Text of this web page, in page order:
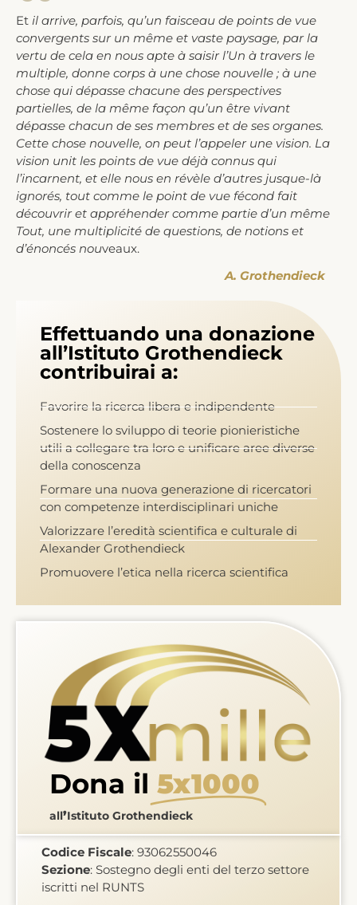
Et il arrive, parfois, qu’un faisceau de points de vue
convergents sur un même et vaste paysage, par la
vertu de cela en nous apte à saisir l’Un à travers le
multiple, donne corps à une chose nouvelle ; à une
chose qui dépasse chacune des perspectives
partielles, de la même façon qu’un être vivant
dépasse chacun de ses membres et de ses organes.
Cette chose nouvelle, on peut l’appeler une vision. La
vision unit les points de vue déjà connus qui
l’incarnent, et elle nous en révèle d’autres jusque-là
ignorés, tout comme le point de vue fécond fait
découvrir et appréhender comme partie d’un même
Tout, une multiplicité de questions, de notions et
d’énoncés nouveaux.
A. Grothendieck
Effettuando una donazione
all’Istituto Grothendieck
contribuirai a:
Favorire la ricerca libera e indipendente
Sostenere lo sviluppo di teorie pionieristiche
utili a collegare tra loro e unificare aree diverse
della conoscenza
Formare una nuova generazione di ricercatori
con competenze interdisciplinari uniche
Valorizzare l’eredità scientifica e culturale di
Alexander Grothendieck
Promuovere l’etica nella ricerca scientifica
Dona il 5x1000
all’Istituto Grothendieck
Codice Fiscale: 93062550046
Sezione: Sostegno degli enti del terzo settore
iscritti nel RUNTS